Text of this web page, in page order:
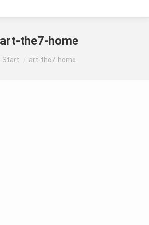
art-the7-home
Sie befinden sich hier:
Start art-the7-home